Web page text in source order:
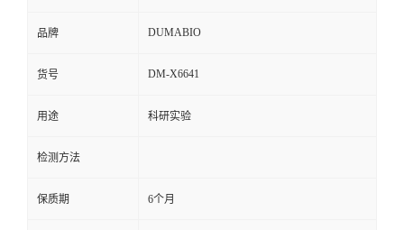
言
品牌 DUMABIO
货号 DM-X6641
用途 科研实验
检测方法
保质期 6个月